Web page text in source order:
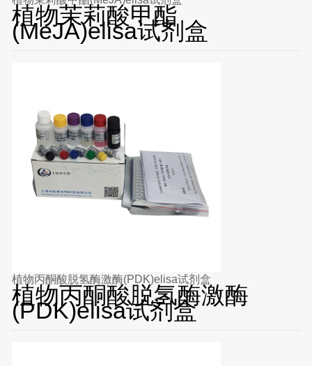
植物茉莉酸甲酯
(MeJA)elisa试剂盒
植物丙酮酸脱氢酶激酶(PDK)elisa试剂盒
植物丙酮酸脱氢酶激酶
(PDK)elisa试剂盒